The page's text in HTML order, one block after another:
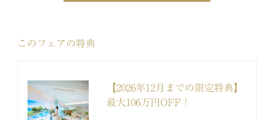
このフェアの特典
【2026年12月までの限定特典】
最大106万円OFF！